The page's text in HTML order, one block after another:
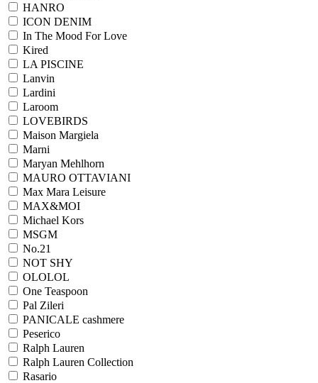
HANRO
ICON DENIM
In The Mood For Love
Kired
LA PISCINE
Lanvin
Lardini
Laroom
LOVEBIRDS
Maison Margiela
Marni
Maryan Mehlhorn
MAURO OTTAVIANI
Max Mara Leisure
MAX&MOI
Michael Kors
MSGM
No.21
NOT SHY
OLOLOL
One Teaspoon
Pal Zileri
PANICALE cashmere
Peserico
Ralph Lauren
Ralph Lаuren Collection
Rasario